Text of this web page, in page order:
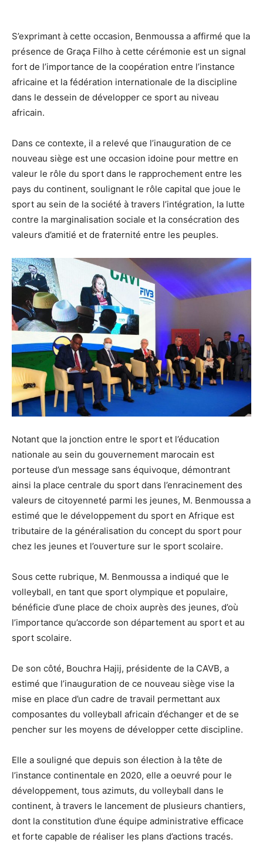
S’exprimant à cette occasion, Benmoussa a affirmé que la
présence de Graça Filho à cette cérémonie est un signal
fort de l’importance de la coopération entre l’instance
africaine et la fédération internationale de la discipline
dans le dessein de développer ce sport au niveau
africain.
Dans ce contexte, il a relevé que l’inauguration de ce
nouveau siège est une occasion idoine pour mettre en
valeur le rôle du sport dans le rapprochement entre les
pays du continent, soulignant le rôle capital que joue le
sport au sein de la société à travers l’intégration, la lutte
contre la marginalisation sociale et la consécration des
valeurs d’amitié et de fraternité entre les peuples.
Notant que la jonction entre le sport et l’éducation
nationale au sein du gouvernement marocain est
porteuse d’un message sans équivoque, démontrant
ainsi la place centrale du sport dans l’enracinement des
valeurs de citoyenneté parmi les jeunes, M. Benmoussa a
estimé que le développement du sport en Afrique est
tributaire de la généralisation du concept du sport pour
chez les jeunes et l’ouverture sur le sport scolaire.
Sous cette rubrique, M. Benmoussa a indiqué que le
volleyball, en tant que sport olympique et populaire,
bénéficie d’une place de choix auprès des jeunes, d’où
l’importance qu’accorde son département au sport et au
sport scolaire.
De son côté, Bouchra Hajij, présidente de la CAVB, a
estimé que l’inauguration de ce nouveau siège vise la
mise en place d’un cadre de travail permettant aux
composantes du volleyball africain d’échanger et de se
pencher sur les moyens de développer cette discipline.
Elle a souligné que depuis son élection à la tête de
l’instance continentale en 2020, elle a oeuvré pour le
développement, tous azimuts, du volleyball dans le
continent, à travers le lancement de plusieurs chantiers,
dont la constitution d’une équipe administrative efficace
et forte capable de réaliser les plans d’actions tracés.